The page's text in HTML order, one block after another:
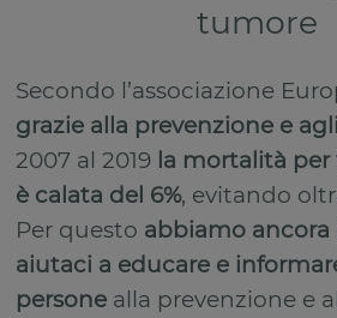
tumore
Secondo l’associazione
grazie alla prevenzione e
2007 al 2019 la mortalità
è calata del 6%, evitando
Per questo abbiamo
aiutaci a educare e
persone alla prevenzione e